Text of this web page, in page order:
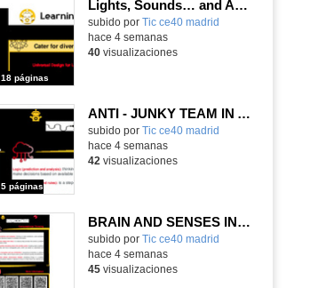
Lights, Sounds… and Action!
subido por Tic ce40 madrid
18 páginas
hace 4 semanas
40visualizaciones
ANTI - JUNKY TEAM IN ACTION!
subido por Tic ce40 madrid
5 páginas
hace 4 semanas
42 visualizaciones
BRAIN AND SENSES IN ACTION
subido por Tic ce40 madrid
hace 4 semanas
45visualizaciones